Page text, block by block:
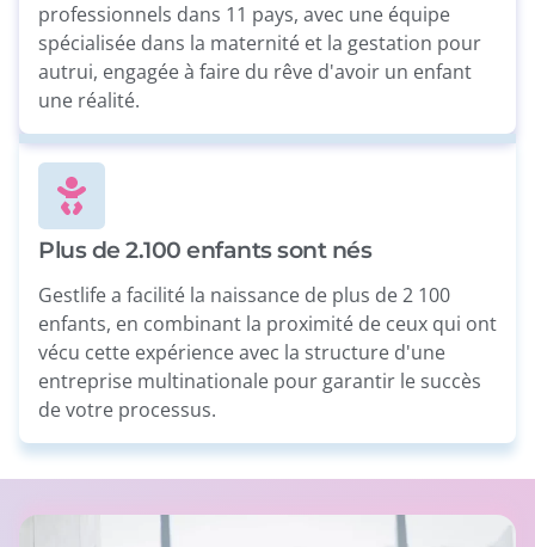
professionnels dans 11 pays, avec une équipe
spécialisée dans la maternité et la gestation pour
autrui, engagée à faire du rêve d'avoir un enfant
une réalité.
Plus de 2.100 enfants sont nés
Gestlife a facilité la naissance de plus de 2 100
enfants, en combinant la proximité de ceux qui ont
vécu cette expérience avec la structure d'une
entreprise multinationale pour garantir le succès
de votre processus.